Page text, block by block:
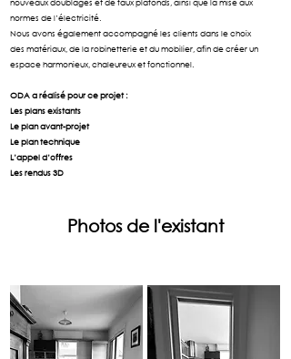
normes de l’électricité.
Nous avons également accompagné les clients dans le choix
des matériaux, de la robinetterie et du mobilier, afin de créer un
espace harmonieux, chaleureux et fonctionnel.
ODA a réalisé pour ce projet :
Les plans existants
Le plan avant-projet
Le plan technique
L’appel d’offres
Les rendus 3D
Photos de l'existant